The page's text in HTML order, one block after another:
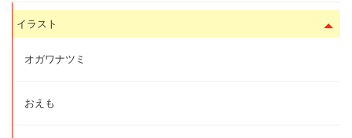
イラスト
オガワナツミ
おえも